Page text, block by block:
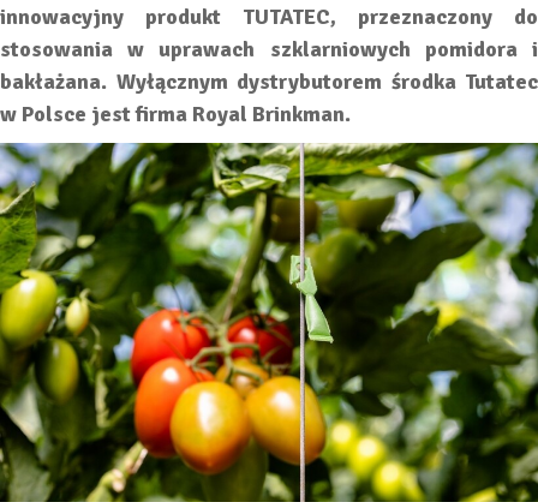
innowacyjny produkt TUTATEC, przeznaczony do
stosowania w uprawach szklarniowych pomidora i
bakłażana. Wyłącznym dystrybutorem środka Tutatec
w Polsce jest firma Royal Brinkman.